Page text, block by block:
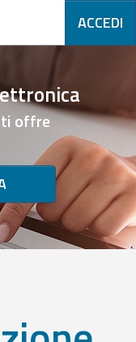
ACCEDI
ti offre